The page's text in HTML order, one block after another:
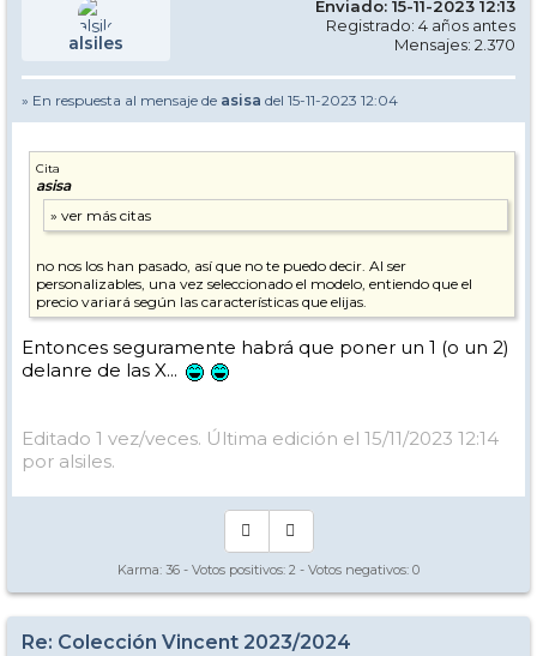
alsiles
Enviado: 15-11-2023 12:13
Registrado: 4 años antes
Mensajes: 2.370
» En respuesta al mensaje de asisa del 15-11-2023 12:04
Cita
asisa
no nos los han pasado, así que no te puedo decir. Al ser
personalizables, una vez seleccionado el modelo, entiendo que el
precio variará según las características que elijas.
Entonces seguramente habrá que poner un 1 (o un 2)
delanre de las X...
Editado 1 vez/veces. Última edición el 15/11/2023 12:14
por alsiles.
Karma: 36 - Votos positivos: 2 - Votos negativos: 0
Re: Colección Vincent 2023/2024